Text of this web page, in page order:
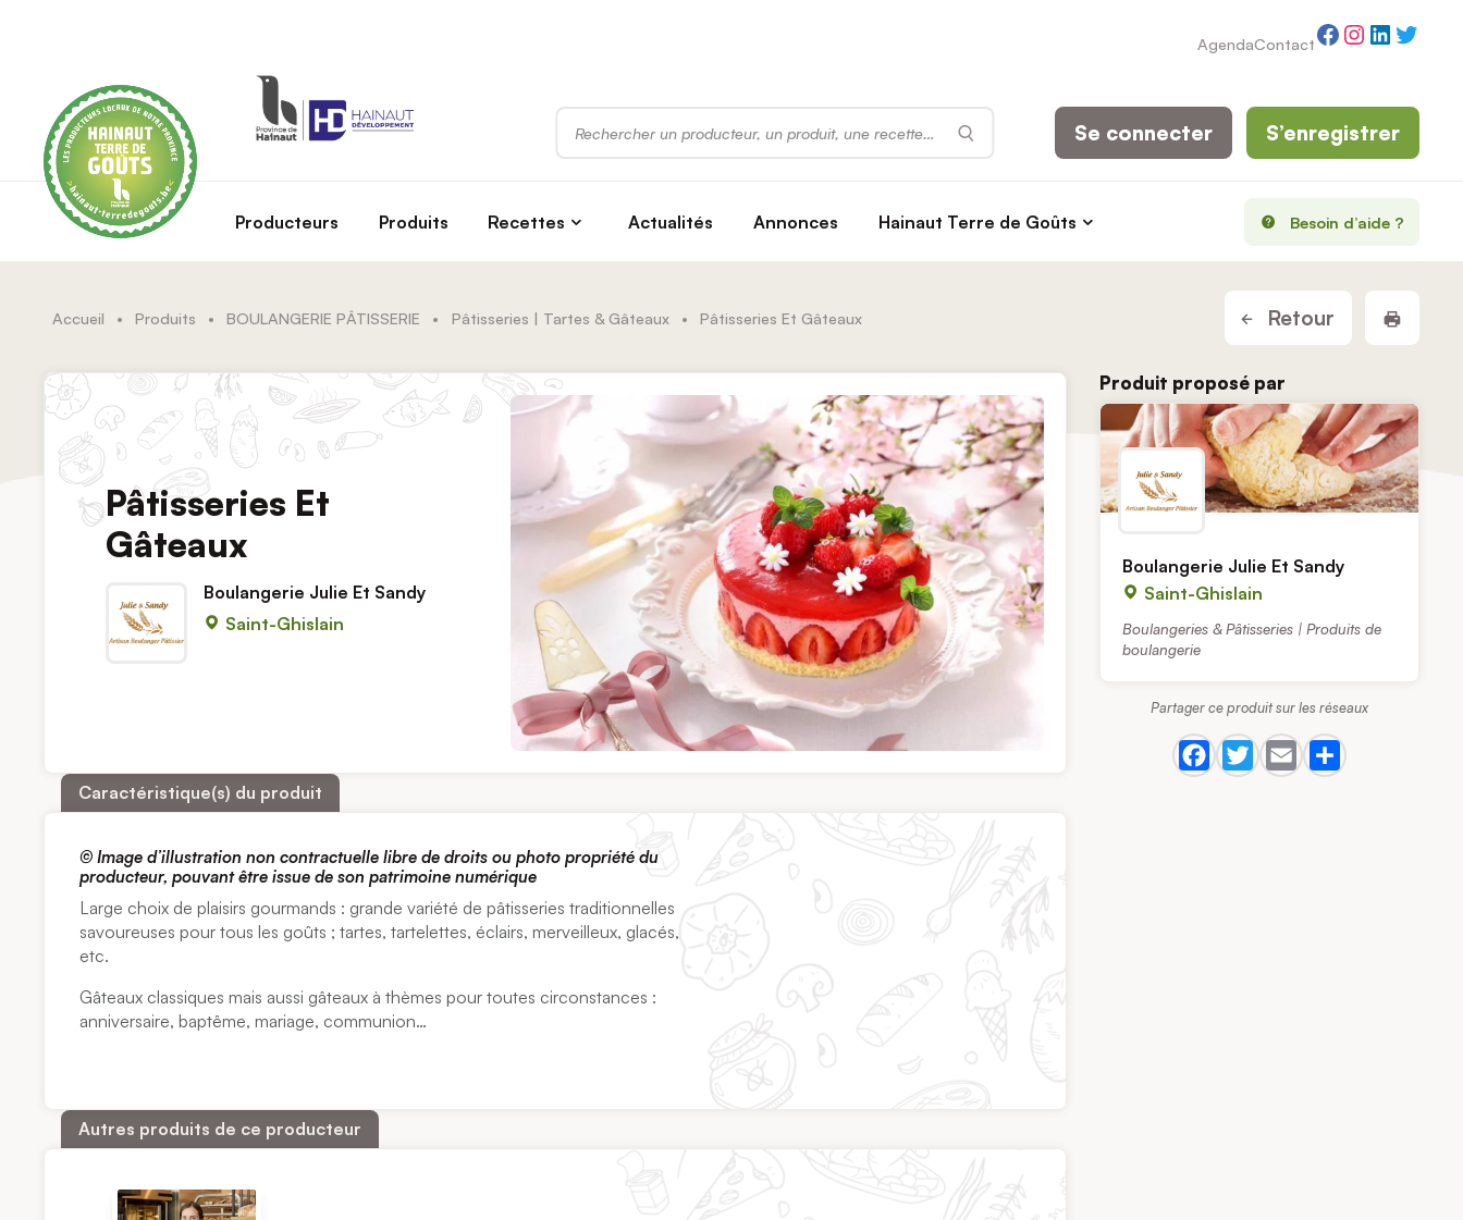
AgendaContactFacebook
Instagram
Rechercher
Producteurs Produits Recettes Actualités Annonces Hainaut Terre de Goûts Besoin d’aide ?
Se connecter S’enregistrer
Accueil • Produits • BOULANGERIE PÂTISSERIE • Pâtisseries | Tartes & Gâteaux • Pâtisseries Et Gâteaux Retour
Pâtisseries Et
Gâteaux
Boulangerie Julie Et Sandy
Saint-Ghislain
Caractéristique(s) du produit
© Image d’illustration non contractuelle libre de droits ou photo propriété du
producteur, pouvant être issue de son patrimoine numérique
Large choix de plaisirs gourmands : grande variété de pâtisseries traditionnelles
savoureuses pour tous les goûts ; tartes, tartelettes, éclairs, merveilleux, glacés,
etc.
Gâteaux classiques mais aussi gâteaux à thèmes pour toutes circonstances :
anniversaire, baptême, mariage, communion…
Autres produits de ce producteur
Produit proposé par
Boulangerie Julie Et Sandy
Saint-Ghislain
Boulangeries & Pâtisseries | Produits de
boulangerie
Partager ce produit sur les réseaux